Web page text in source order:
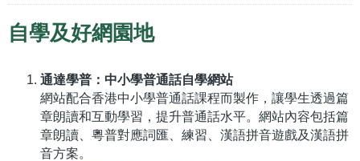
連
結
自學及好網園地
通達學普：中小學普通話自學網站
網站配合香港中小學普通話課程而製作，讓學生透過篇
章朗讀和互動學習，提升普通話水平。網站內容包括篇
章朗讀、粵普對應詞匯、練習、漢語拼音遊戲及漢語拼
音方案。